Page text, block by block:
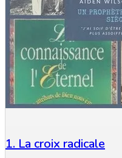
1. La croix radicale